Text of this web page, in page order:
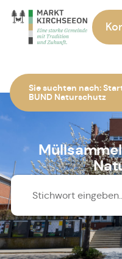
Sie suchten nach:
BUND Naturschutz